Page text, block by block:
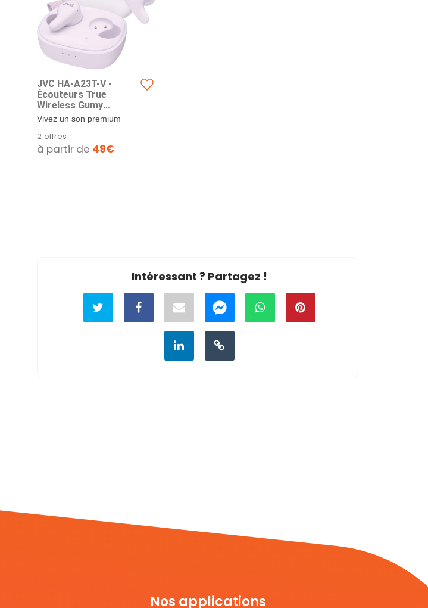
JVC HA-A23T-V -
Écouteurs True
Wireless Gumy
Premium avec
Annulation du Bruit,
Bluetooth 5.4, Mode
sonore ambiant, 26
Heures d'autonomie et
Vivez un son premium
avec Gumy Premium,...
2 offres
à partir de 49€
Intéressant ? Partagez !
Nos applications